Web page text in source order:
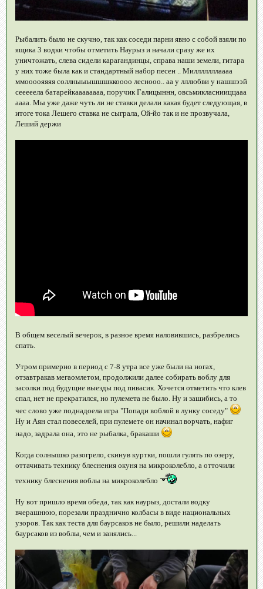
Рыбалить было не скучно, так как соседи парни явно с собой взяли по
ящика 3 водки чтобы отметить Наурыз и начали сразу же их
уничтожать, слева сидели карагандинцы, справа наши земели, гитара
у них тоже была как и стандартный набор песен .. Милллллллаааа
ммоооояяяя соллныыышшшккоооо леснооо.. аа у лллюбви у нашшээй
сееееела батарейкаааааааа, поручик Галицыннн, овсьмикласнииццааа
аааа. Мы уже даже чуть ли не ставки делали какая будет следующая, в
итоге тока Лешего ставка не сыграла, Ой-йо так и не прозвучала,
Леший держи
В общем веселый вечерок, в разное время наловившись, разбрелись
спать.
Утром примерно в период с 7-8 утра все уже были на ногах,
отзавтракав мегаомлетом, продолжили далее собирать воблу для
засолки под будущие выезды под пивасик. Хочется отметить что клев
спал, нет не прекратился, но пулемета не было. Ну и зашибись, а то
чес слово уже поднадоела игра "Попади воблой в лунку соседу"
Ну и Аян стал повеселей, при пулемете он начинал ворчать, нафиг
надо, задрала она, это не рыбалка, бракаши
Когда солнышко разогрело, скинув куртки, пошли гулять по озеру,
оттачивать технику блеснения окуня на микроколебло, а отточили
технику блеснения воблы на микроколебло
Ну вот пришло время обеда, так как наурыз, достали водку
вчерашнюю, порезали празднично колбасы в виде национальных
узоров. Так как теста для баурсаков не было, решили наделать
баурсаков из воблы, чем и занялись...